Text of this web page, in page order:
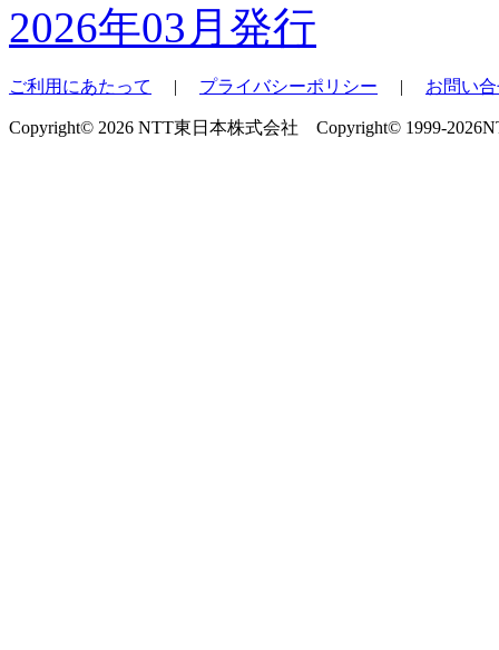
2026年03月発行
ご利用にあたって | プライバシーポリシー | お問い
Copyright© 2026 NTT東日本株式会社 Copyright© 1999-